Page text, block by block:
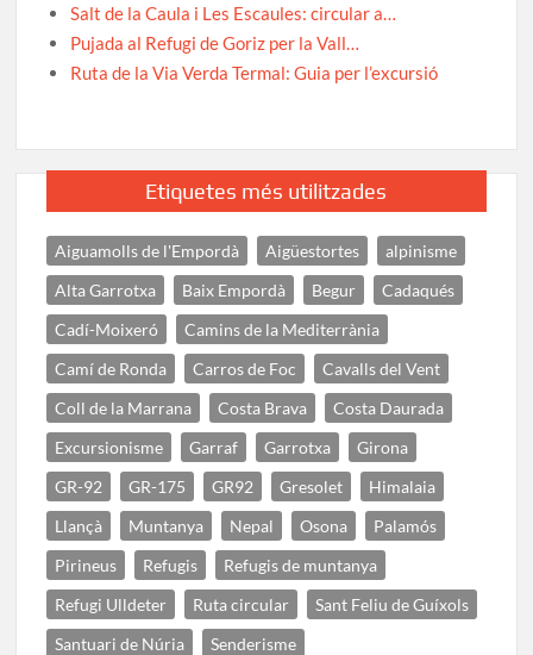
Salt de la Caula i Les Escaules: circular a…
Pujada al Refugi de Goriz per la Vall…
Ruta de la Via Verda Termal: Guia per l’excursió
Etiquetes més utilitzades
Aiguamolls de l'Empordà Aigüestortes
alpinisme
Alta Garrotxa
Baix Empordà Begur
Cadaqués
Cadí-Moixeró
Camins de la Mediterrània
Camí de Ronda
Carros de Foc
Cavalls del Vent
Coll de la Marrana
Costa Brava
Costa Daurada
Excursionisme
Garraf Garrotxa
Girona
GR-92
GR-175 GR92 Gresolet
Himalaia
Llançà
Muntanya Nepal Osona
Palamós
Pirineus
Refugis
Refugis de muntanya
Refugi Ulldeter
Ruta circular
Sant Feliu de Guíxols
Santuari de Núria
Senderisme